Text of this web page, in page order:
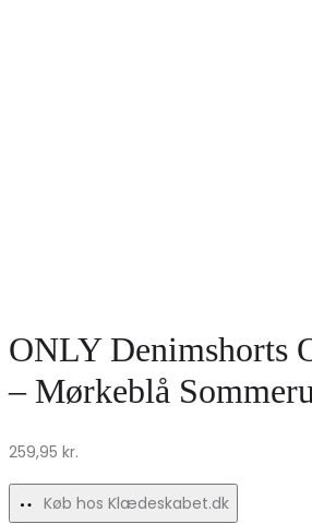
ONLY Denimshorts
– Mørkeblå
259,95 kr.
Køb hos Klædeskabet.dk